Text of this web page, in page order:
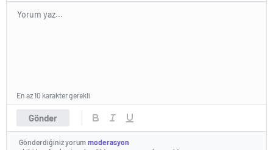
Gönder
En az 10 karakter gerekli
Gönderdiğiniz yorum moderasyon